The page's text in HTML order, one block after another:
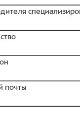
почты